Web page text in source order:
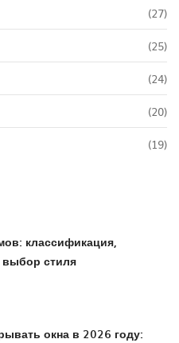
(27)
(25)
(24)
(20)
(19)
классификация,
выбор стиля
окна в 2026 году: